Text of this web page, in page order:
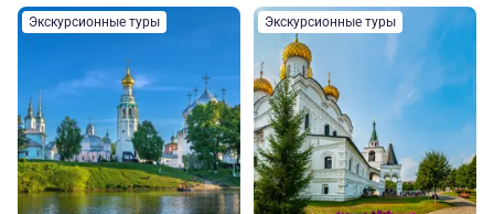
Экскурсионные туры Экскурсионные туры